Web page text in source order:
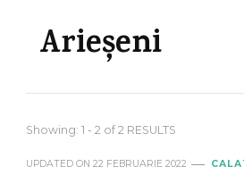
Arieșeni
Showing: 1 - 2 of 2 RESULTS
UPDATED ON 22 FEBRUARIE 2022